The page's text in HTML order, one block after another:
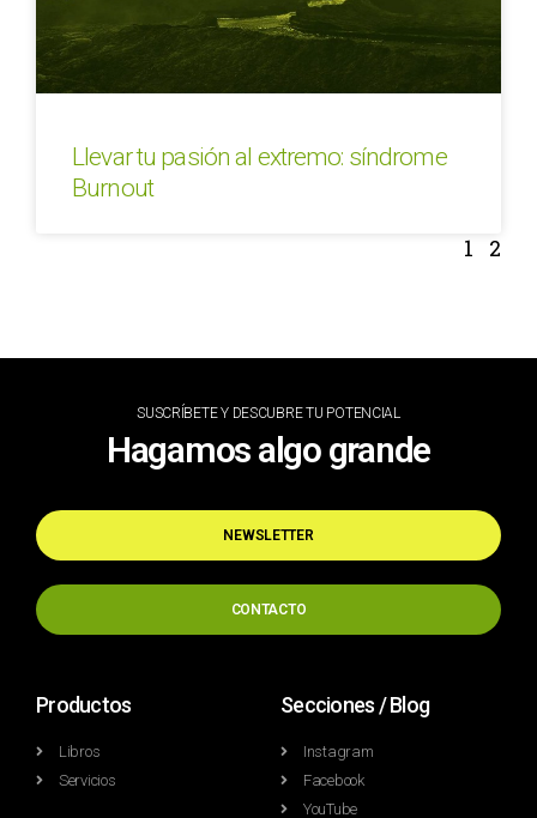
Llevar tu pasión al extremo: síndrome
Burnout
1 2
SUSCRÍBETE Y DESCUBRE TU POTENCIAL
Hagamos algo grande
NEWSLETTER
CONTACTO
Productos
Libros
Servicios
Secciones / Blog
Instagram
Facebook
YouTube